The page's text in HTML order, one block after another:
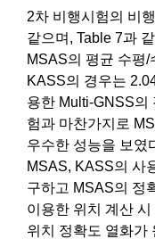
2차 비행시험의 비
같으며, Table 7과
MSAS의 평균 수평
KASS의 경우는
용한 Multi-GNSS의
험과 마찬가지로
우수한 성능을 보였
MSAS, KASS의 사
구하고 MSAS의 정
이용한 위치 계산
위치 정확도 열화가